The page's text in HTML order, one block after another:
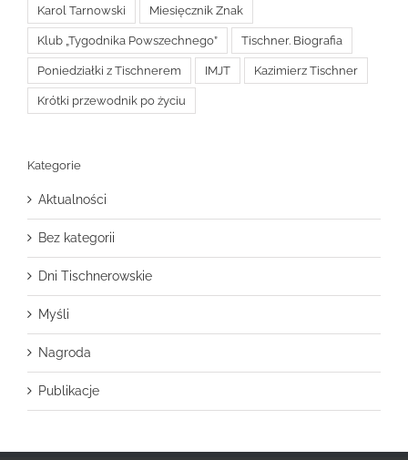
Karol Tarnowski Miesięcznik Znak
Klub „Tygodnika Powszechnego” Tischner. Biografia
Poniedziałki z Tischnerem IMJT Kazimierz Tischner
Krótki przewodnik po życiu
Kategorie
Aktualności
Bez kategorii
Dni Tischnerowskie
Myśli
Nagroda
Publikacje